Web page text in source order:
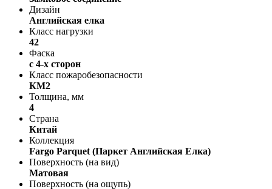
Дизайн
Английская елка
Класс нагрузки
42
Фаска
с 4-х сторон
Класс пожаробезопасности
КМ2
Толщина, мм
4
Страна
Китай
Коллекция
Fargo Parquet (Паркет Английская Елка)
Поверхность (на вид)
Матовая
Поверхность (на ощупь)